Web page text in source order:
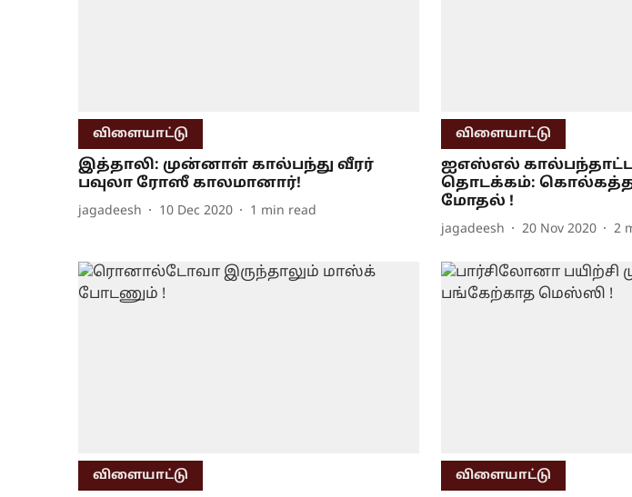
விளையாட்டு
இத்தாலி: முன்னாள் கால்பந்து வீரர்
பவுலா ரோஸீ காலமானார்!
jagadeesh 10 Dec 2020 1 min read
விளையாட்டு
ஐஎஸ்எல்
தொடக்கம்:
மோதல் !
jagadeesh 20 Nov 2020 2
விளையாட்டு விளையாட்டு